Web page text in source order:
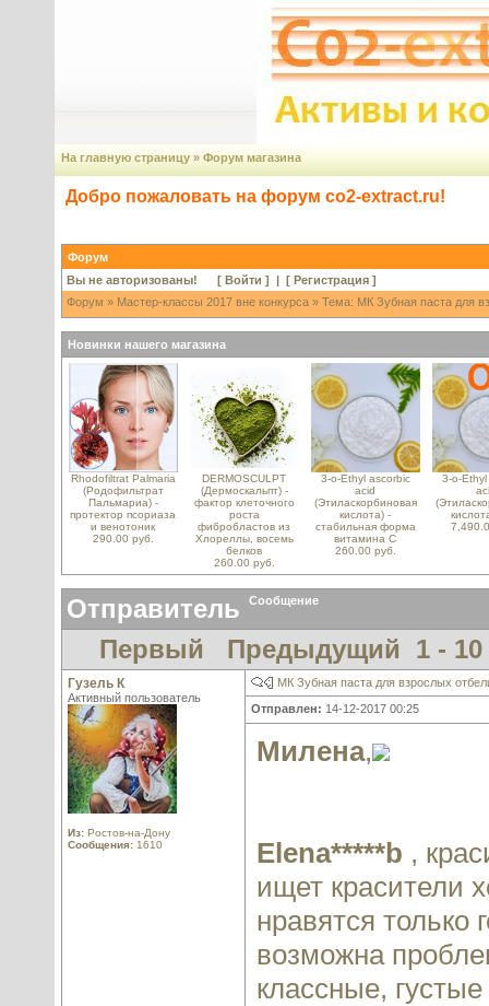
На главную страницу » Форум магазина
Добро пожаловать на форум co2-extract.ru!
Форум
Вы не авторизованы! [ Войти ] | [ Регистрация ]
Форум » Мастер-классы 2017 вне конкурса » Тема: МК Зубная паста для
Новинки нашего магазина
Rhodofiltrat Palmaria
(Родофильтрат
Пальмариа) -
протектор псориаза
и венотоник
290.00 руб.
DERMOSCULPT
(Дермоскальпт) -
фактор клеточного
роста
фибробластов из
Хлореллы, восемь
белков
260.00 руб.
3-o-Ethyl ascorbic
acid
(Этиласкорбиновая
кислота) -
стабильная форма
витамина С
260.00 руб.
3-o-Ethyl
Отправитель Сообщение
Первый Предыдущий 1 - 10
Гузель К
Активный пользователь
Из: Ростов-на-Дону
Сообщения: 1610
МК Зубная паста для взрослых
Отправлен: 14-12-2017 00:25
Милена,
Elena*****b ,
ищет красители
нравятся только
возможна
классные,